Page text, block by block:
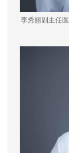
李秀丽副主任